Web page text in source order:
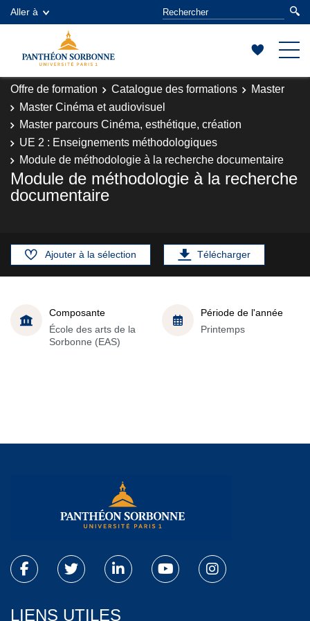
Aller à
Offre de formation Catalogue des formations
Master
Master Cinéma et audiovisuel
Master parcours Cinéma, esthétique, création
UE 2 : Enseignements méthodologiques
Module de méthodologie à la recherche documentaire
Module de méthodologie à la recherche
documentaire
Ajouter à la sélection Télécharger
Composante
École des arts de la
Sorbonne (EAS)
Période de l'année
Printemps
LIENS UTILES